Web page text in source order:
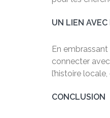
UN LIEN AVEC
En
connecter
l’histoire
CONCLUSION